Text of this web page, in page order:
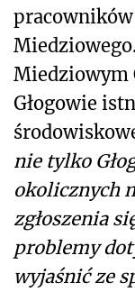
pracowników
Miedziowym
Głogowie
nie tylko
okolicznych
zgłoszenia
problemy
wyjaśnić ze